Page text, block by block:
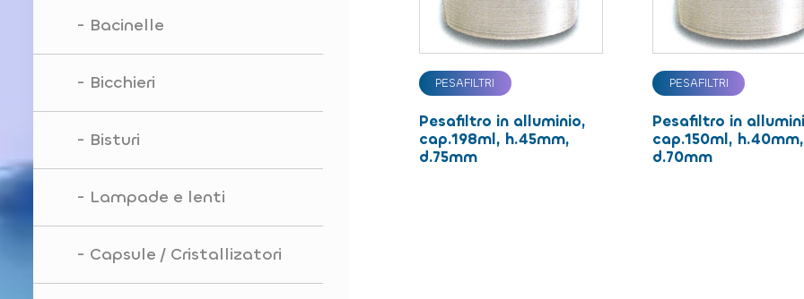
PESAFILTRI
Pesafiltro in alluminio,
cap.198ml, h.45mm,
d.75mm
PESAFILTRI
Pesafiltro in
cap.150ml, h.40mm,
d.70mm
Bacinelle
Bicchieri
Bisturi
Lampade e lenti
Capsule / Cristallizatori